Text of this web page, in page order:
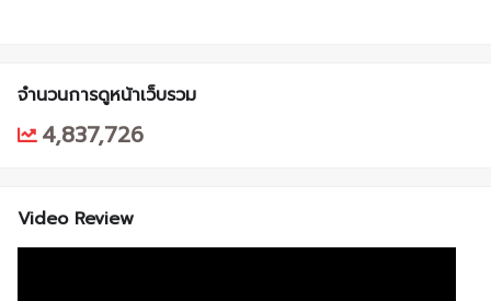
จำนวนการดูหน้าเว็บรวม
4,837,726
Video Review